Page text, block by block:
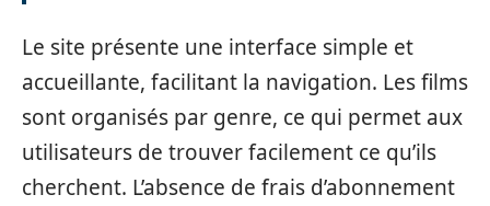
Le site présente une interface simple et
accueillante, facilitant la navigation. Les films
sont organisés par genre, ce qui permet aux
utilisateurs de trouver facilement ce qu’ils
cherchent. L’absence de frais d’abonnement